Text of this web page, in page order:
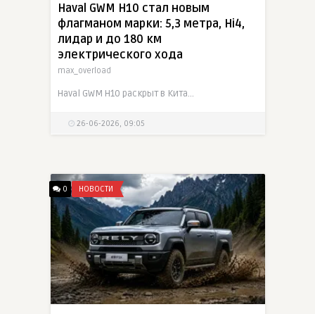
Haval GWM H10 стал новым
флагманом марки: 5,3 метра, Hi4,
лидар и до 180 км
электрического хода
max_overload
Haval GWM H10 раскрыт в Китае как новый полноразмерный флагман марки. Кроссовер построен на модульной платформе GWM One, получил несущий кузов, PHEV-систему Hi4, батарею 42,8 кВт·ч и до 176-180 км
26-06-2026, 09:05
0 НОВОСТИ